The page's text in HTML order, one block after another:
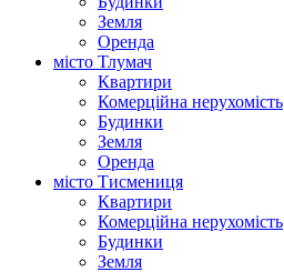
Земля
Оренда
місто Тлумач
Квартири
Комерційна нерухомість
Будинки
Земля
Оренда
місто Тисмениця
Квартири
Комерційна нерухомість
Будинки
Земля